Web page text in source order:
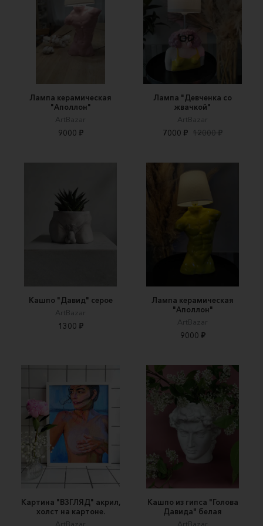
Лампа керамическая
"Аполлон"
ArtBazar
9000 ₽
Лампа "Девченка со
жвачкой"
ArtBazar
7000 ₽ 12000 ₽
Кашпо "Давид" серое
ArtBazar
1300 ₽
Лампа керамическая
"Аполлон"
ArtBazar
9000 ₽
Картина "ВЗГЛЯД" акрил,
холст на картоне.
ArtBazar
Кашпо из гипса "Голова
Давида" белая
ArtBazar